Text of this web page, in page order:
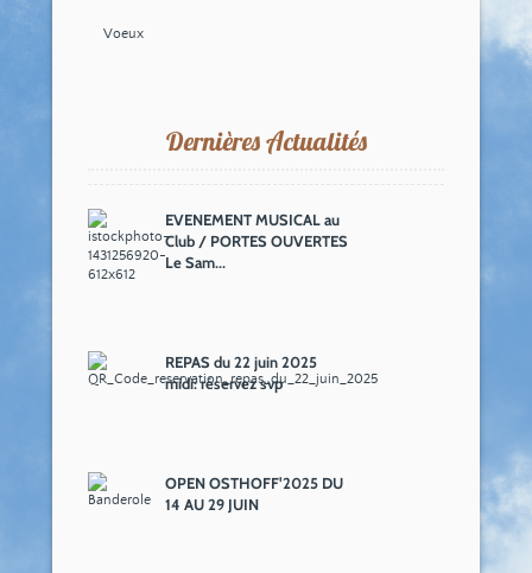
Voeux
Dernières Actualités
EVENEMENT MUSICAL au
Club / PORTES OUVERTES
Le Sam...
REPAS du 22 juin 2025
midi: réservez svp
OPEN OSTHOFF'2025 DU
14 AU 29 JUIN